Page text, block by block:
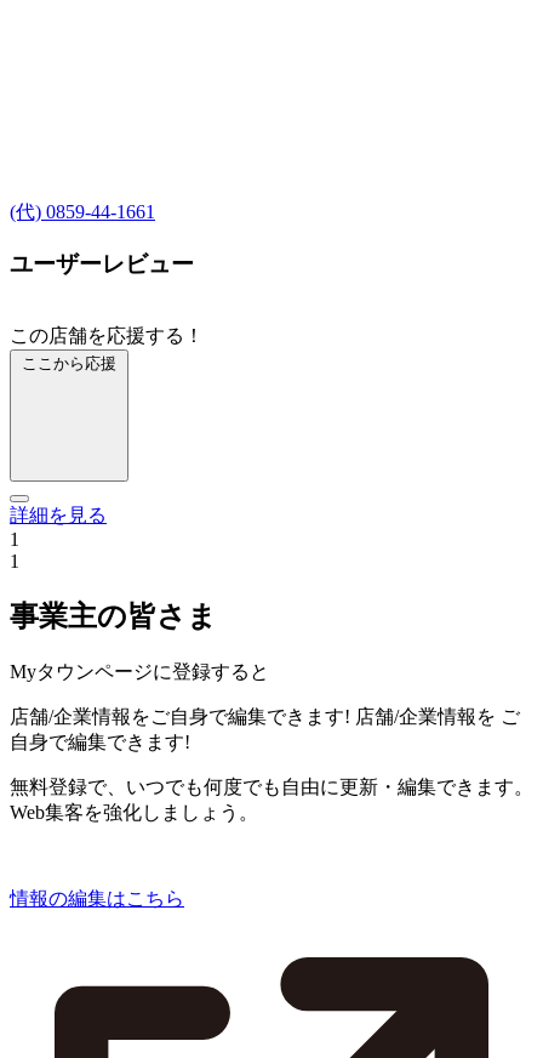
(代) 0859-44-1661
ユーザーレビュー
この店舗を応援する！
ここから応援
詳細を見る
1
1
事業主の皆さま
Myタウンページに登録すると
店舗/企業情報をご自身で編集できます! 店舗/企業情報を ご
自身で編集できます!
無料登録で、いつでも何度でも自由に更新・編集できます。
Web集客を強化しましょう。
情報の編集はこちら